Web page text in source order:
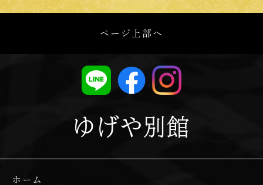
ページ上部へ
ゆげや別館
ホーム